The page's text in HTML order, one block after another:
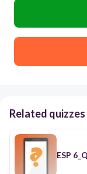
Related quizzes
ESP